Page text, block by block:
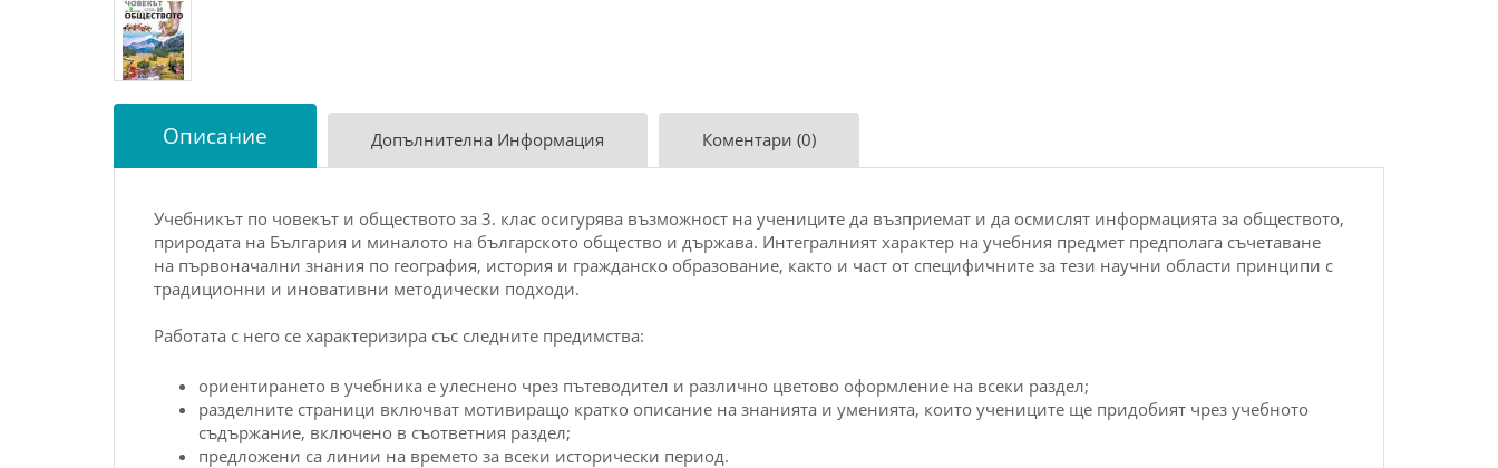
Описание Допълнителна Информация Коментари (0)
Учебникът по човекът и обществото за 3. клас осигурява възможност на учениците да възприемат и да осмислят информацията за обществото,
природата на България и миналото на българското общество и държава. Интегралният характер на учебния предмет предполага съчетаване
на първоначални знания по география, история и гражданско образование, както и част от специфичните за тези научни области принципи с
традиционни и иновативни методически подходи.
Работата с него се характеризира със следните предимства:
ориентирането в учебника е улеснено чрез пътеводител и различно цветово оформление на всеки раздел;
разделните страници включват мотивиращо кратко описание на знанията и уменията, които учениците ще придобият чрез учебното
съдържание, включено в съответния раздел;
предложени са линии на времето за всеки исторически период.